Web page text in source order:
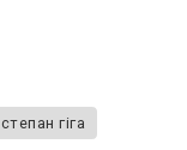
степан гіга